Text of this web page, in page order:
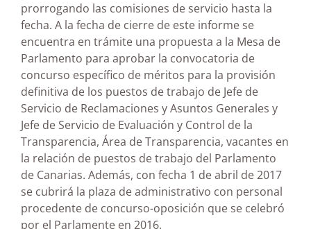
prorrogando las comisiones de servicio hasta la
fecha. A la fecha de cierre de este informe se
encuentra en trámite una propuesta a la Mesa de
Parlamento para aprobar la convocatoria de
concurso específico de méritos para la provisión
definitiva de los puestos de trabajo de Jefe de
Servicio de Reclamaciones y Asuntos Generales y
Jefe de Servicio de Evaluación y Control de la
Transparencia, Área de Transparencia, vacantes en
la relación de puestos de trabajo del Parlamento
de Canarias. Además, con fecha 1 de abril de 2017
se cubrirá la plaza de administrativo con personal
procedente de concurso-oposición que se celebró
por el Parlamente en 2016.